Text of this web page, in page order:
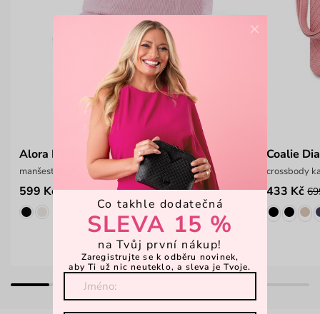
Alora Pink
manšestrová kšiltovka s nastavitelným obvodem
599 Kč 799 Kč
Coalie
crossbody
433 Kč
×
Co takhle dodatečná
SLEVA 15 %
na Tvůj první nákup!
Zaregistrujte se k odběru novinek,
aby Ti už nic neuteklo, a sleva je Tvoje.